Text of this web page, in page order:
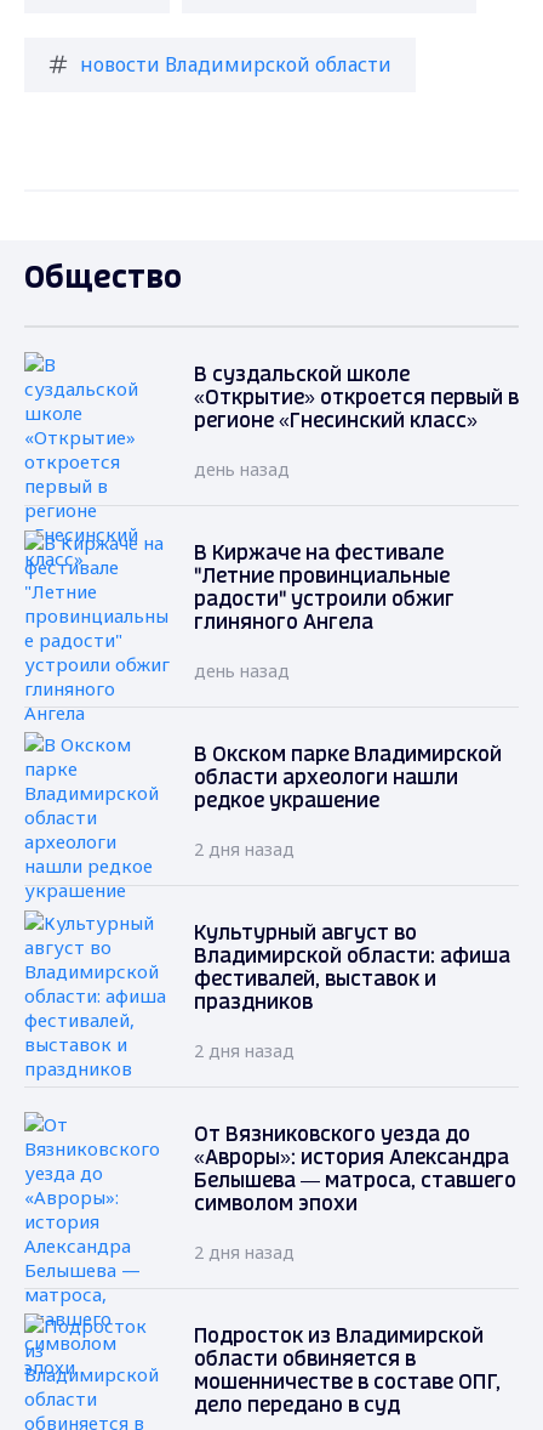
новости Владимирской области
Общество
В суздальской школе
«Открытие» откроется первый в
регионе «Гнесинский класс»
день назад
В Киржаче на фестивале
"Летние провинциальные
радости" устроили обжиг
глиняного Ангела
день назад
В Окском парке Владимирской
области археологи нашли
редкое украшение
2 дня назад
Культурный август во
Владимирской области: афиша
фестивалей, выставок и
праздников
2 дня назад
От Вязниковского уезда до
«Авроры»: история Александра
Белышева — матроса, ставшего
символом эпохи
2 дня назад
Подросток из Владимирской
области обвиняется в
мошенничестве в составе ОПГ,
дело передано в суд